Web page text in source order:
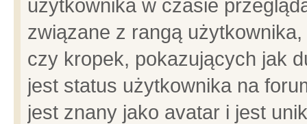
użytkownika w czasie
związane z rangą
czy kropek, pokazujących jak
jest status użytkownika na
jest znany jako avatar i jest